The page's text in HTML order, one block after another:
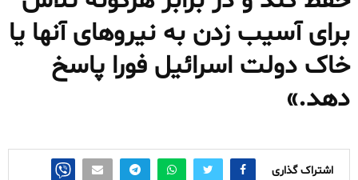
برای آسیب زدن به نیروهای آنها یا
خاک دولت اسرائیل فورا پاسخ
دهد.»
اشتراک گذاری